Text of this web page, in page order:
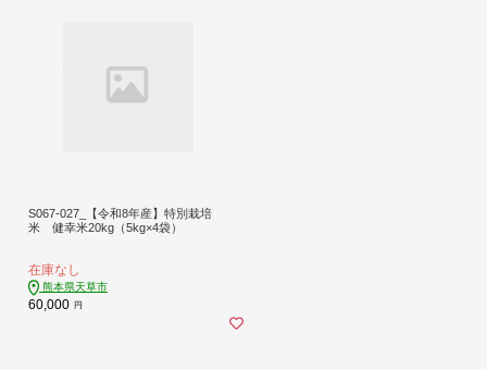
S067-027_【令和8年産】特別栽培
米 健幸米20kg（5kg×4袋）
在庫なし
熊本県天草市
60,000 円